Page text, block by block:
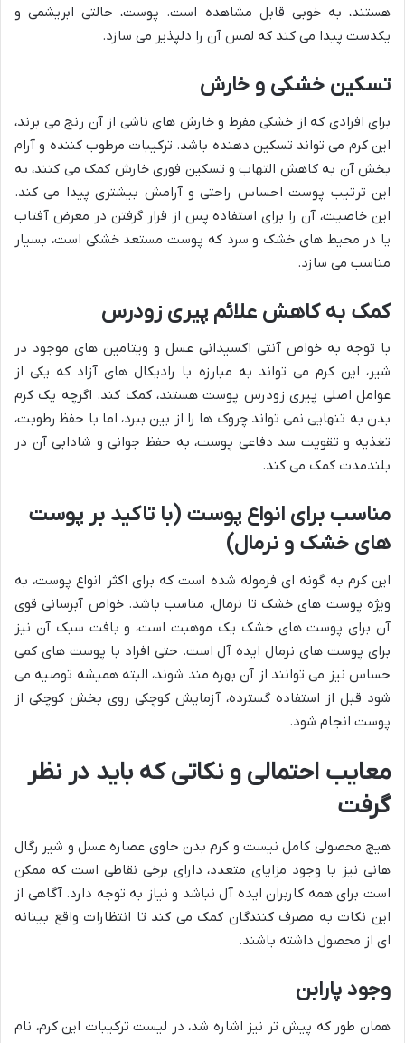
هستند، به خوبی قابل مشاهده است. پوست، حالتی ابریشمی و
یکدست پیدا می کند که لمس آن را دلپذیر می سازد.
تسکین خشکی و خارش
برای افرادی که از خشکی مفرط و خارش های ناشی از آن رنج می برند،
این کرم می تواند تسکین دهنده باشد. ترکیبات مرطوب کننده و آرام
بخش آن به کاهش التهاب و تسکین فوری خارش کمک می کنند، به
این ترتیب پوست احساس راحتی و آرامش بیشتری پیدا می کند.
این خاصیت، آن را برای استفاده پس از قرار گرفتن در معرض آفتاب
یا در محیط های خشک و سرد که پوست مستعد خشکی است، بسیار
مناسب می سازد.
کمک به کاهش علائم پیری زودرس
با توجه به خواص آنتی اکسیدانی عسل و ویتامین های موجود در
شیر، این کرم می تواند به مبارزه با رادیکال های آزاد که یکی از
عوامل اصلی پیری زودرس پوست هستند، کمک کند. اگرچه یک کرم
بدن به تنهایی نمی تواند چروک ها را از بین ببرد، اما با حفظ رطوبت،
تغذیه و تقویت سد دفاعی پوست، به حفظ جوانی و شادابی آن در
بلندمدت کمک می کند.
مناسب برای انواع پوست (با تاکید بر پوست
های خشک و نرمال)
این کرم به گونه ای فرموله شده است که برای اکثر انواع پوست، به
ویژه پوست های خشک تا نرمال، مناسب باشد. خواص آبرسانی قوی
آن برای پوست های خشک یک موهبت است، و بافت سبک آن نیز
برای پوست های نرمال ایده آل است. حتی افراد با پوست های کمی
حساس نیز می توانند از آن بهره مند شوند، البته همیشه توصیه می
شود قبل از استفاده گسترده، آزمایش کوچکی روی بخش کوچکی از
پوست انجام شود.
معایب احتمالی و نکاتی که باید در نظر
گرفت
هیچ محصولی کامل نیست و کرم بدن حاوی عصاره عسل و شیر رگال
هانی نیز با وجود مزایای متعدد، دارای برخی نقاطی است که ممکن
است برای همه کاربران ایده آل نباشد و نیاز به توجه دارد. آگاهی از
این نکات به مصرف کنندگان کمک می کند تا انتظارات واقع بینانه
ای از محصول داشته باشند.
وجود پارابن
همان طور که پیش تر نیز اشاره شد، در لیست ترکیبات این کرم، نام